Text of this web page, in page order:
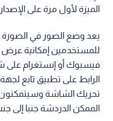
الميزة لأول مرة على الإصدار التجريبي
يعد وضع الصور في الصورة
للمستخدمين إمكانية عرض
فيسبوك أو إنستغرام على
الرابط على تطبيق تابع
تحريك الشاشة
الممكن الدردشة جنبا إلى